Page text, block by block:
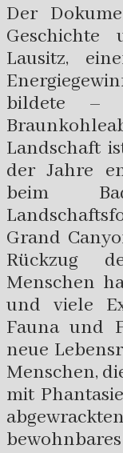
Der
Lausitz,
bildete –
Landschaft
der Jahre
beim
Grand
Rückzug
Menschen
und viele
Fauna und
neue
Menschen,
mit